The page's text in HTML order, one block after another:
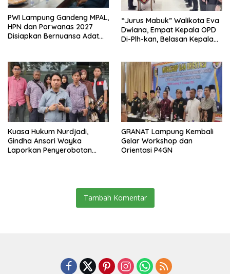
PWI Lampung Gandeng MPAL,
HPN dan Porwanas 2027
Disiapkan Bernuansa Adat
“Jurus Mabuk” Walikota Eva
Dwiana, Empat Kepala OPD
Di-Plh-kan, Belasan Kepala
Kuasa Hukum Nurdjadi,
Gindha Ansori Wayka
Laporkan Penyerobotan
GRANAT Lampung Kembali
Gelar Workshop dan
Orientasi P4GN
Tambah Komentar